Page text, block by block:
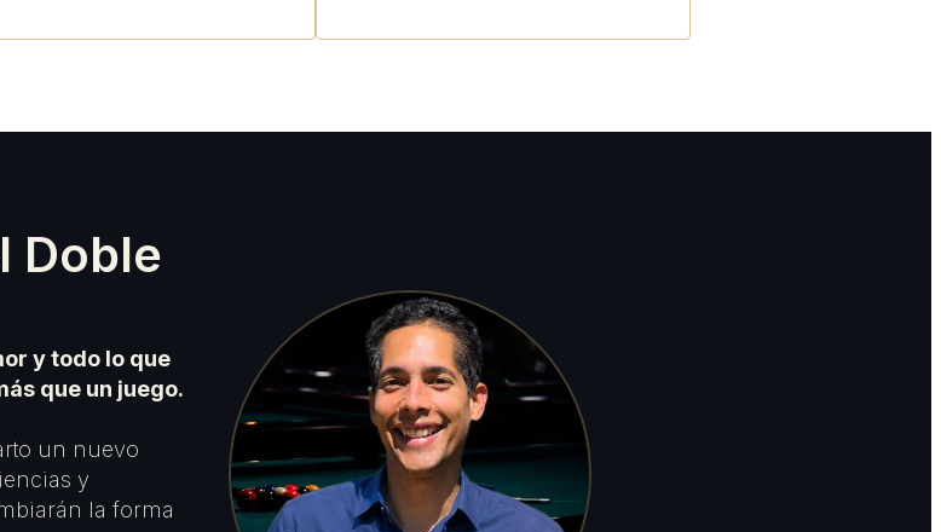
Doble
y todo lo que
que un juego.
un nuevo
y
la forma